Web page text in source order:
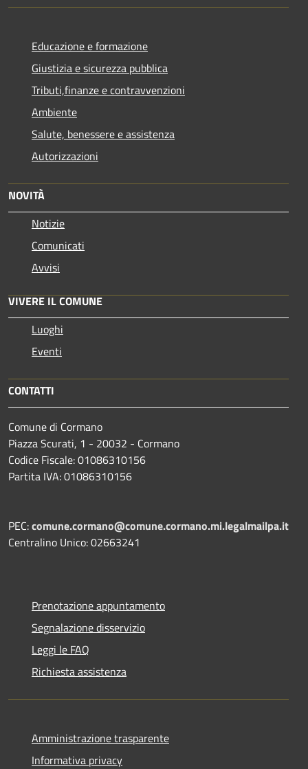
Educazione e formazione
Giustizia e sicurezza pubblica
Tributi,finanze e contravvenzioni
Ambiente
Salute, benessere e assistenza
Autorizzazioni
NOVITÀ
Notizie
Comunicati
Avvisi
VIVERE IL COMUNE
Luoghi
Eventi
CONTATTI
Comune di Cormano
Piazza Scurati, 1 - 20032 - Cormano
Codice Fiscale: 01086310156
Partita IVA: 01086310156
PEC:comune.cormano@comune.cormano.mi.legalmailpa.it
Centralino Unico: 02663241
Prenotazione appuntamento
Segnalazione disservizio
Leggi le FAQ
Richiesta assistenza
Amministrazione trasparente
Informativa privacy